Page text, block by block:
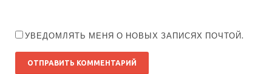
УВЕДОМЛЯТЬ МЕНЯ О НОВЫХ ЗАПИСЯХ ПОЧТОЙ.